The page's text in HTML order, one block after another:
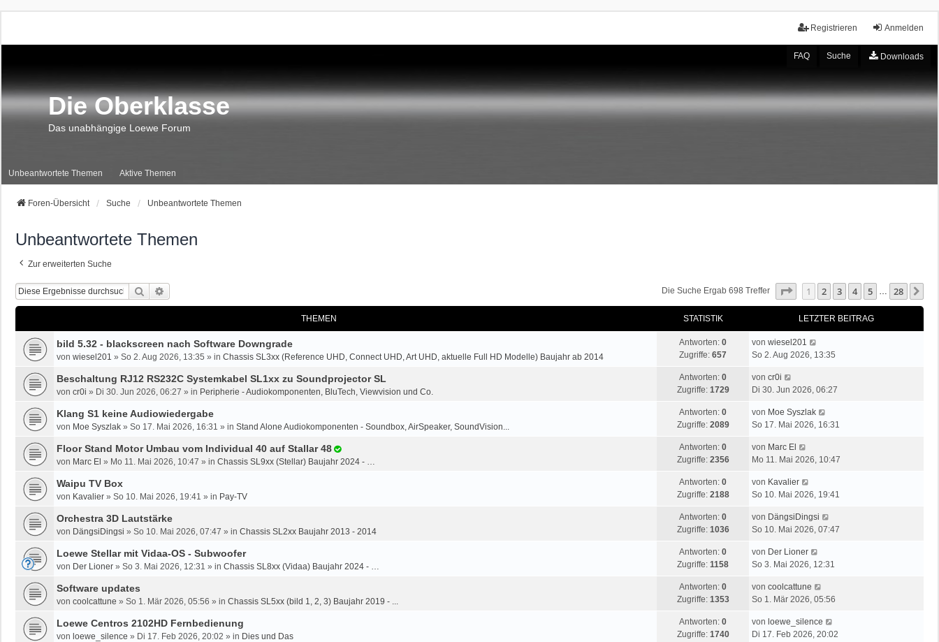
Anmelden
Registrieren
FAQ Suche Downloads
Die Oberklasse
Das unabhängige Loewe Forum
Unbeantwortete Themen Aktive Themen
Foren-Übersicht Suche Unbeantwortete Themen
Unbeantwortete Themen
Zur erweiterten Suche
Suche Die Suche Ergab 698 Treffer Seite Von
1 2 3 4 5 … 28
THEMEN STATISTIK LETZTER BEITRAG
bild 5.32 - blackscreen nach Software Downgrade
von wiesel201 » So 2. Aug 2026, 13:35 » in Chassis SL3xx (Reference UHD, Connect UHD, Art UHD, aktuelle Full HD Modelle) Baujahr ab 2014
Antworten: 0
Zugriffe: 657
von wiesel201
So 2. Aug 2026, 13:35
Beschaltung RJ12 RS232C Systemkabel SL1xx zu Soundprojector SL
von cr0i » Di 30. Jun 2026, 06:27 » in Peripherie - Audiokomponenten, BluTech, Viewvision und Co.
Antworten: 0
Zugriffe: 1729
von cr0i
Di 30. Jun 2026, 06:27
Klang S1 keine Audiowiedergabe
von Moe Syszlak » So 17. Mai 2026, 16:31 » in Stand Alone Audiokomponenten - Soundbox, AirSpeaker, SoundVision...
Antworten: 0
Zugriffe: 2089
von Moe Syszlak
So 17. Mai 2026, 16:31
Floor Stand Motor Umbau vom Individual 40 auf Stallar 48
von Marc El » Mo 11. Mai 2026, 10:47 » in Chassis SL9xx (Stellar) Baujahr 2024 - …
Antworten: 0
Zugriffe: 2356
von Marc El
Mo 11. Mai 2026, 10:47
Waipu TV Box
von Kavalier » So 10. Mai 2026, 19:41 » in Pay-TV
Antworten: 0
Zugriffe: 2188
von Kavalier
So 10. Mai 2026, 19:41
Orchestra 3D Lautstärke
von DängsiDingsi » So 10. Mai 2026, 07:47 » in Chassis SL2xx Baujahr 2013 - 2014
Antworten: 0
Zugriffe: 1036
von DängsiDingsi
So 10. Mai 2026, 07:47
Loewe Stellar mit Vidaa-OS - Subwoofer
von Der Lioner » So 3. Mai 2026, 12:31 » in Chassis SL8xx (Vidaa) Baujahr 2024 - …
Antworten: 0
Zugriffe: 1158
von Der Lioner
So 3. Mai 2026, 12:31
Software updates
von coolcattune » So 1. Mär 2026, 05:56 » in Chassis SL5xx (bild 1, 2, 3) Baujahr 2019 - ...
Antworten: 0
Zugriffe: 1353
von coolcattune
So 1. Mär 2026, 05:56
Loewe Centros 2102HD Fernbedienung
von loewe_silence » Di 17. Feb 2026, 20:02 » in Dies und Das
Antworten: 0
Zugriffe: 1740
von loewe_silence
Di 17. Feb 2026, 20:02